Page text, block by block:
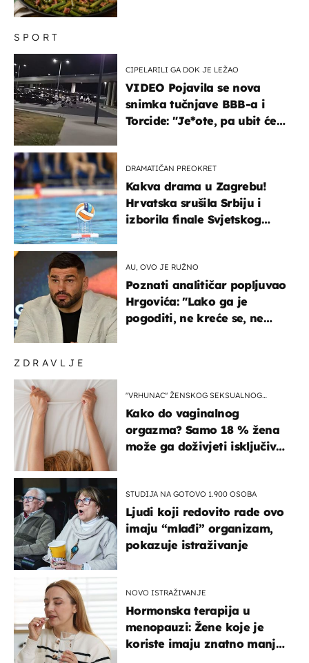
ZDRAVLJE
"VRHUNAC" ŽENSKOG SEKSUALNOG
Kako do vaginalnog
orgazma? Samo 18 % žena
može ga doživjeti isključivo
STUDIJA NA GOTOVO 1.900 OSOBA
Ljudi koji redovito rade ovo
imaju “mlađi” organizam,
pokazuje istraživanje
NOVO ISTRAŽIVANJE
Hormonska terapija u
menopauzi: Žene koje je
koriste imaju znatno manji
SPORT
CIPELARILI GA DOK JE LEŽAO
VIDEO Pojavila se nova
snimka tučnjave BBB-a i
Torcide: "Je*ote, pa ubit će
DRAMATIČAN PREOKRET
Kakva drama u Zagrebu!
Hrvatska srušila Srbiju i
izborila finale Svjetskog
AU, OVO JE RUŽNO
Poznati analitičar popljuvao
Hrgovića: "Lako ga je
pogoditi, ne kreće se, ne